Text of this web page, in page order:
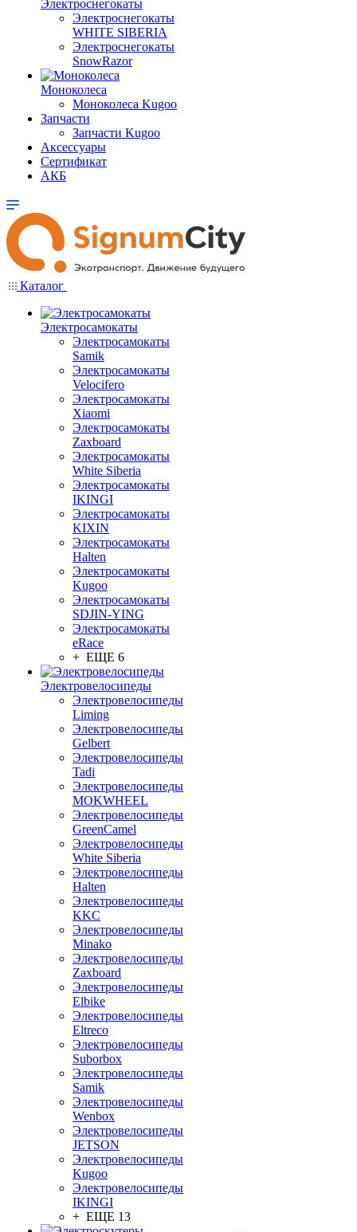
Электроснегокаты
Электроснегокаты
WHITE SIBERIA
Электроснегокаты
SnowRazor
Моноколеса
Моноколеса Kugoo
Запчасти
Запчасти Kugoo
Аксессуары
Сертификат
АКБ
Каталог
Электросамокаты
Электросамокаты
Samik
Электросамокаты
Velocifero
Электросамокаты
Xiaomi
Электросамокаты
Zaxboard
Электросамокаты
White Siberia
Электросамокаты
IKINGI
Электросамокаты
KIXIN
Электросамокаты
Halten
Электросамокаты
Kugoo
Электросамокаты
SDJIN-YING
Электросамокаты
eRace
+ ЕЩЕ 6
Электровелосипеды
Электровелосипеды
Liming
Электровелосипеды
Gelbert
Электровелосипеды
Tadi
Электровелосипеды
MOKWHEEL
Электровелосипеды
GreenCamel
Электровелосипеды
White Siberia
Электровелосипеды
Halten
Электровелосипеды
KKC
Электровелосипеды
Minako
Электровелосипеды
Zaxboard
Электровелосипеды
Elbike
Электровелосипеды
Eltreco
Электровелосипеды
Suborbox
Электровелосипеды
Samik
Электровелосипеды
Wenbox
Электровелосипеды
JETSON
Электровелосипеды
Kugoo
Электровелосипеды
IKINGI
+ ЕЩЕ 13